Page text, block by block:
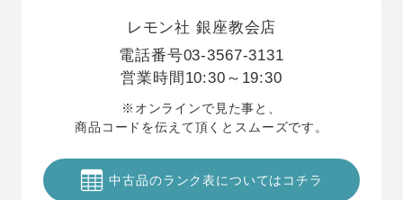
レモン社 銀座教会店
電話番号03-3567-3131
営業時間 10:30～19:30
※オンラインで見た事と、
商品コードを伝えて頂くとスムーズです。
中古品のランク表についてはコチラ